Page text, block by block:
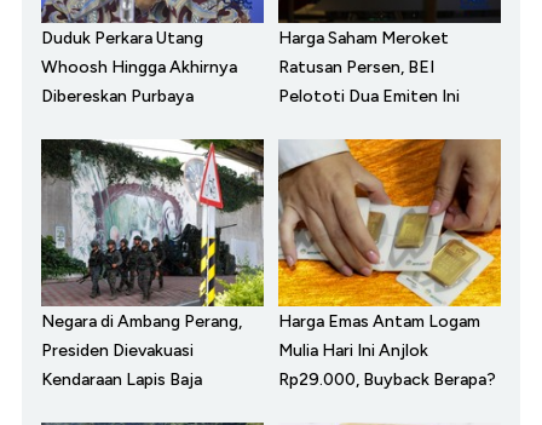
Duduk Perkara Utang
Whoosh Hingga Akhirnya
Dibereskan Purbaya
Harga Saham Meroket
Ratusan Persen, BEI
Pelototi Dua Emiten Ini
Negara di Ambang Perang,
Presiden Dievakuasi
Kendaraan Lapis Baja
Harga Emas Antam Logam
Mulia Hari Ini Anjlok
Rp29.000, Buyback Berapa?